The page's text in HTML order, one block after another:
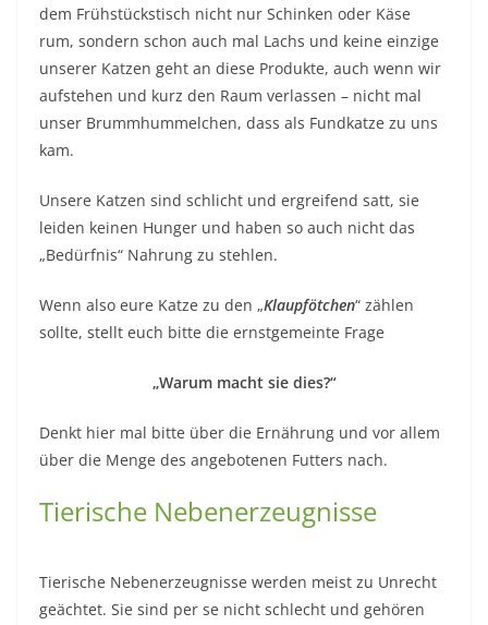
dem Frühstückstisch nicht nur Schinken oder Käse
rum, sondern schon auch mal Lachs und keine einzige
unserer Katzen geht an diese Produkte, auch wenn wir
aufstehen und kurz den Raum verlassen – nicht mal
unser Brummhummelchen, dass als Fundkatze zu uns
kam.
Unsere Katzen sind schlicht und ergreifend satt, sie
leiden keinen Hunger und haben so auch nicht das
„Bedürfnis“ Nahrung zu stehlen.
Wenn also eure Katze zu den „Klaupfötchen“ zählen
sollte, stellt euch bitte die ernstgemeinte Frage
„Warum macht sie dies?“
Denkt hier mal bitte über die Ernährung und vor allem
über die Menge des angebotenen Futters nach.
Tierische Nebenerzeugnisse
Tierische Nebenerzeugnisse werden meist zu Unrecht
geächtet. Sie sind per se nicht schlecht und gehören